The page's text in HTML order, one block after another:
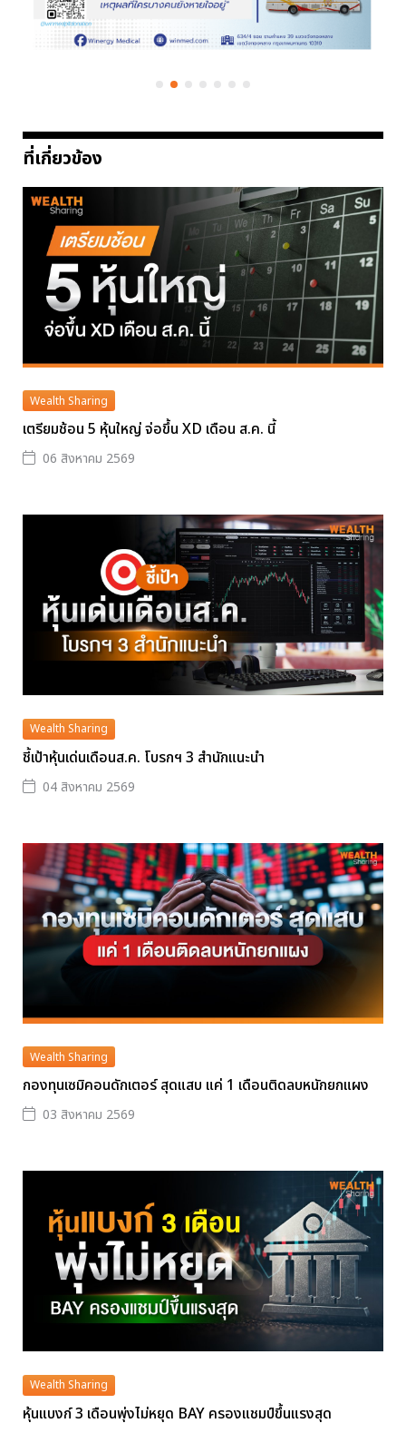
ที่เกี่ยวข้อง
Wealth Sharing
เตรียมช้อน 5 หุ้นใหญ่ จ่อขึ้น XD เดือน ส.ค. นี้
06 สิงหาคม 2569
Wealth Sharing
ชี้เป้าหุ้นเด่นเดือนส.ค. โบรกฯ 3 สำนักแนะนำ
04 สิงหาคม 2569
Wealth Sharing
กองทุนเซมิคอนดักเตอร์ สุดแสบ แค่ 1 เดือนติดลบหนักยกแผง
03 สิงหาคม 2569
Wealth Sharing
หุ้นแบงก์ 3 เดือนพุ่งไม่หยุด BAY ครองแชมป์ขึ้นแรงสุด